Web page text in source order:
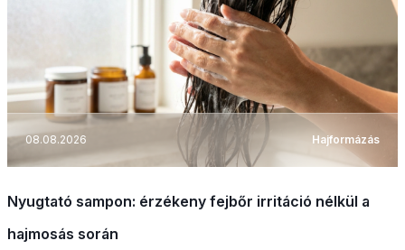
08.08.2026 Hajformázás
Nyugtató sampon: érzékeny fejbőr irritáció nélkül a
hajmosás során